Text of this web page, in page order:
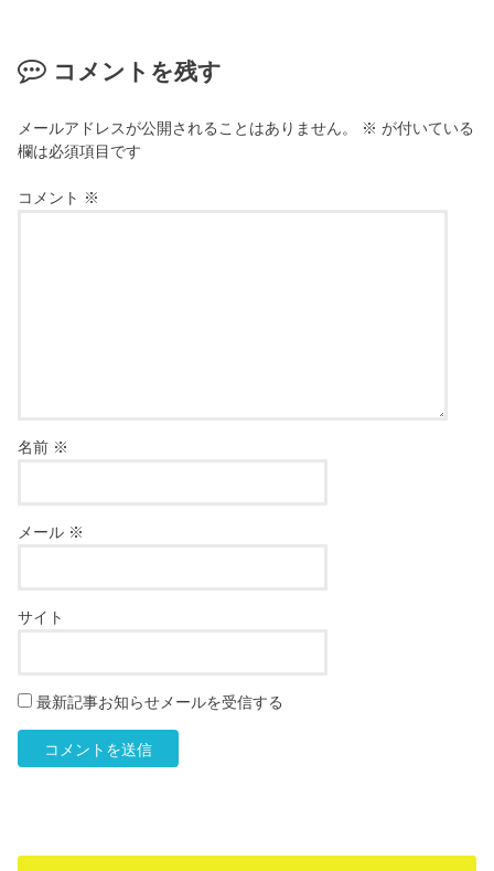
コメントを残す
メールアドレスが公開されることはありません。 ※ が付いている
欄は必須項目です
コメント ※
名前 ※
メール ※
サイト
最新記事お知らせメールを受信する